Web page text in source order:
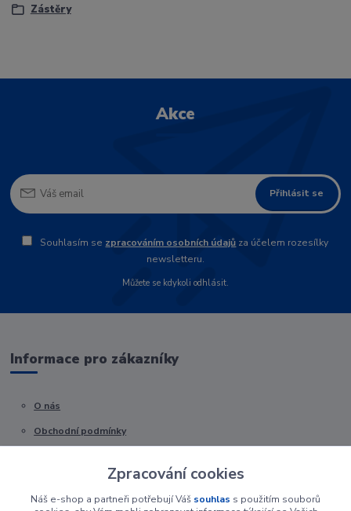
Zástěry
Akce
Přihlásit se
Souhlasím se zpracováním osobních údajů za účelem rozesílky
newsletteru.
Můžete se kdykoli odhlásit.
Informace pro zákazníky
O nás
Obchodní podmínky
Zpracování cookies
Náš e-shop a partneři potřebují Váš souhlas s použitím souborů